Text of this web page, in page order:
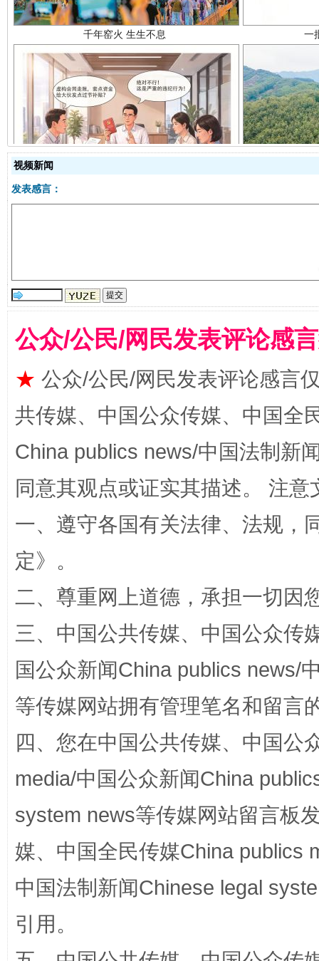
揭开“小金库”的免责幌子
受贿1.44亿！段成刚被判无期 从幼
全民健身五年计划来了！等你上场
阿坝州三大球赛在茂县开幕 规模
国家大学科技园优化重塑工作
视频新闻
发表感言：
公众/公民/网民发表评论感
★ 公众/公民/网民发表评论感言
共传媒、中国公众传媒、中国全
China publics news/中国法制新
同意其观点或证实其描述。 注
一、遵守各国有关法律、法规，
定》。
二、尊重网上道德，承担一切因
三、中国公共传媒、中国公众传
国公众新闻China publics news/
等传媒网站拥有管理笔名和留言
四、您在中国公共传媒、中国公
media/中国公众新闻China
system news等传媒网站留言板
媒、中国全民传媒China publics
中国法制新闻Chinese legal
引用。